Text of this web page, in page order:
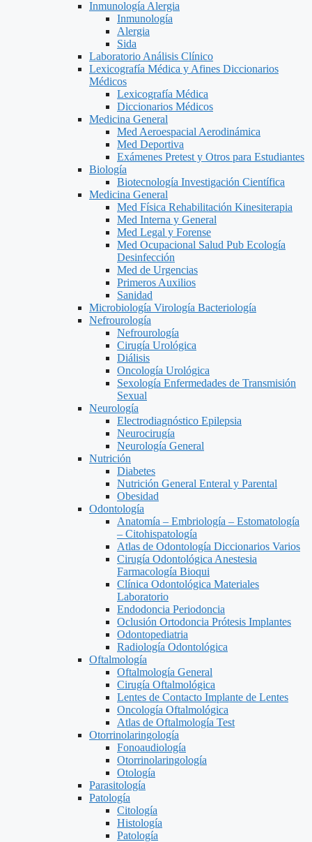
Inmunología Alergia
Inmunología
Alergia
Sida
Laboratorio Análisis Clínico
Lexicografía Médica y Afines Diccionarios
Médicos
Lexicografía Médica
Diccionarios Médicos
Medicina General
Med Aeroespacial Aerodinámica
Med Deportiva
Exámenes Pretest y Otros para Estudiantes
Biología
Biotecnología Investigación Científica
Medicina General
Med Física Rehabilitación Kinesiterapia
Med Interna y General
Med Legal y Forense
Med Ocupacional Salud Pub Ecología
Desinfección
Med de Urgencias
Primeros Auxilios
Sanidad
Microbiología Virología Bacteriología
Nefrourología
Nefrourología
Cirugía Urológica
Diálisis
Oncología Urológica
Sexología Enfermedades de Transmisión
Sexual
Neurología
Electrodiagnóstico Epilepsia
Neurocirugía
Neurología General
Nutrición
Diabetes
Nutrición General Enteral y Parental
Obesidad
Odontología
Anatomía – Embriología – Estomatología
– Citohispatología
Atlas de Odontología Diccionarios Varios
Cirugía Odontológica Anestesia
Farmacología Bioqui
Clínica Odontológica Materiales
Laboratorio
Endodoncia Periodoncia
Oclusión Ortodoncia Prótesis Implantes
Odontopediatria
Radiología Odontológica
Oftalmología
Oftalmología General
Cirugía Oftalmológica
Lentes de Contacto Implante de Lentes
Oncología Oftalmológica
Atlas de Oftalmología Test
Otorrinolaringología
Fonoaudiología
Otorrinolaringología
Otología
Parasitología
Patología
Citología
Histología
Patología